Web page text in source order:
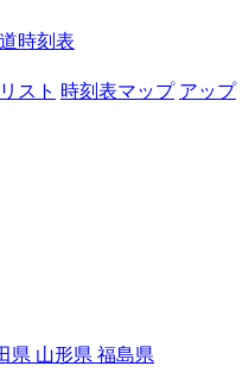
時刻表
スト 時刻表マップ アップ
県 山形県 福島県